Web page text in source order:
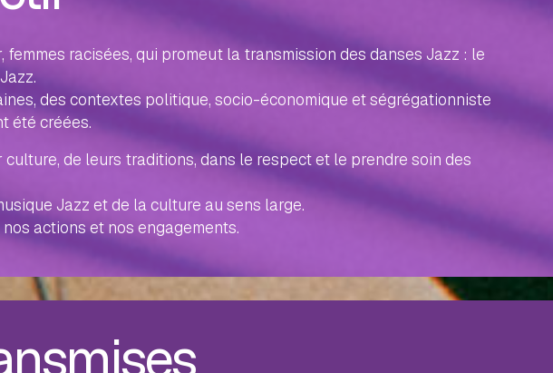
racisées, qui promeut la transmission des danses Jazz : le
des contextes politique, socio-économique et ségrégationniste
été créées.
de leurs traditions, dans le respect et le prendre soin des
Jazz et de la culture au sens large.
actions et nos engagements.